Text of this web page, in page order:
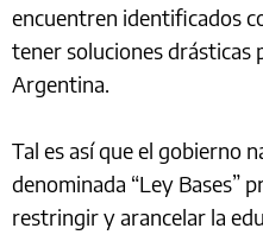
encuentren identificados
tener soluciones drásticas
Argentina.
Tal es así que el gobierno
denominada “Ley Bases”
restringir y arancelar la